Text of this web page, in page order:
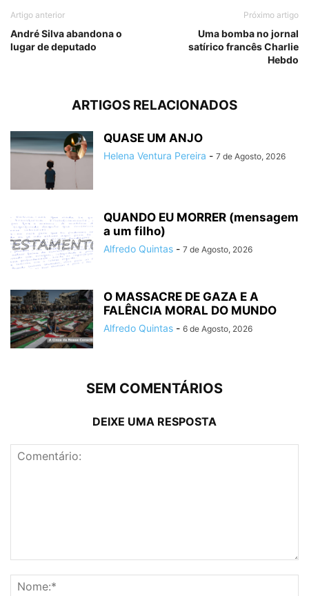
Artigo anterior
André Silva abandona o
lugar de deputado
Próximo artigo
Uma bomba no jornal
satírico francês Charlie
Hebdo
ARTIGOS RELACIONADOS
QUASE UM ANJO
Helena Ventura Pereira - 7 de Agosto, 2026
QUANDO EU MORRER (mensagem
a um filho)
Alfredo Quintas - 7 de Agosto, 2026
O MASSACRE DE GAZA E A
FALÊNCIA MORAL DO MUNDO
Alfredo Quintas - 6 de Agosto, 2026
SEM COMENTÁRIOS
DEIXE UMA RESPOSTA